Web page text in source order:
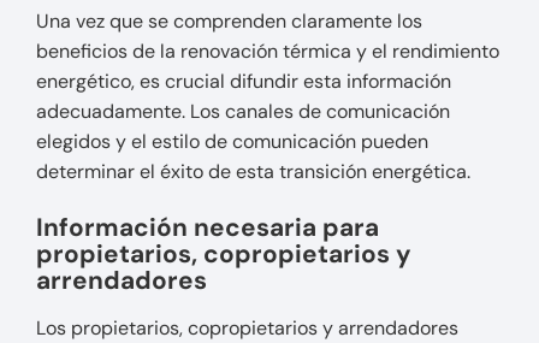
Una vez que se comprenden claramente los
beneficios de la renovación térmica y el rendimiento
energético, es crucial difundir esta información
adecuadamente. Los canales de comunicación
elegidos y el estilo de comunicación pueden
determinar el éxito de esta transición energética.
Información necesaria para
propietarios, copropietarios y
arrendadores
Los propietarios, copropietarios y arrendadores